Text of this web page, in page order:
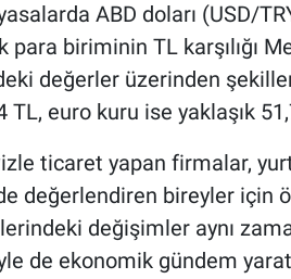
ABD doları (USD/
biriminin TL karşılığı
değerler üzerinden
TL, euro kuru ise yaklaşık
ticaret yapan firmalar,
değerlendiren bireyler için
değişimler aynı
de ekonomik gündem